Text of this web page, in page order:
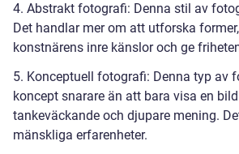
4. Abstrakt fotografi: Denna stil av
Det handlar mer om att utforska
konstnärens inre känslor och ge
5. Konceptuell fotografi: Denna typ av
koncept snarare än att bara visa en
tankeväckande och djupare mening.
mänskliga erfarenheter.